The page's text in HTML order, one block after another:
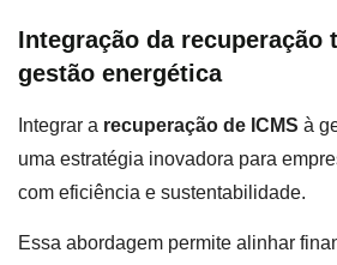
Integração da recuperação
gestão energética
Integrar a recuperação de ICMS à
uma estratégia inovadora para
com eficiência e sustentabilidade.
Essa abordagem permite alinhar